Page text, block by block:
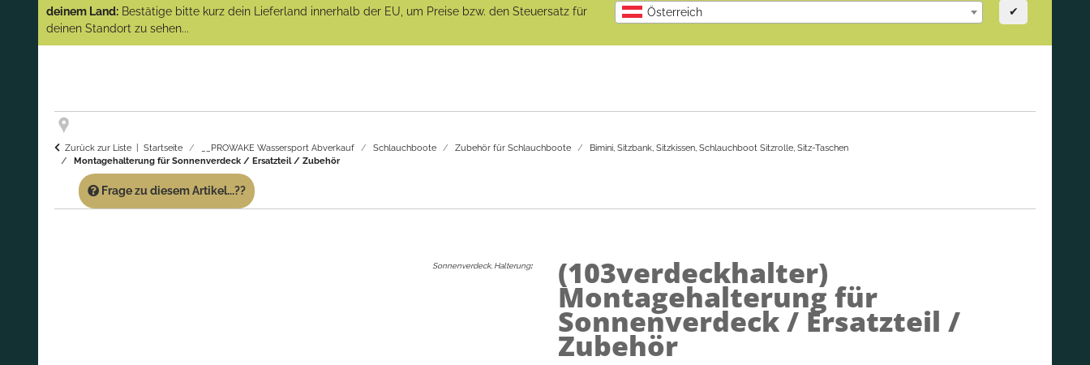
(Abverkauf)!
GARANTIE UND SERVICE:
deinem Land: Bestätige bitte kurz dein Lieferland innerhalb der EU, um Preise bzw. den Steuersatz für
deinen Standort zu sehen...
Österreich ✔
Zurück zur Liste Startseite __PROWAKE Wassersport Abverkauf Schlauchboote Zubehör für Schlauchboote
Bimini, Sitzbank, Sitzkissen, Schlauchboot Sitzrolle, Sitz-Taschen
Montagehalterung für Sonnenverdeck / Ersatzteil / Zubehör
Frage zu diesem Artikel...??
Sonnenverdeck, Halterung: (103verdeckhalter)
Montagehalterung für
Sonnenverdeck / Ersatzteil /
Zubehör